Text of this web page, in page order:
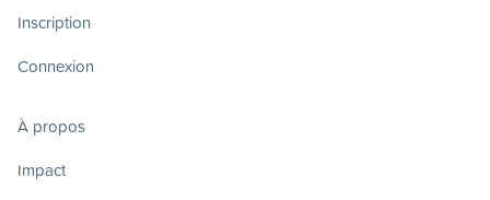
Inscription
Connexion
À propos
Impact